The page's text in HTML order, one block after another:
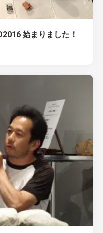
始まりました！